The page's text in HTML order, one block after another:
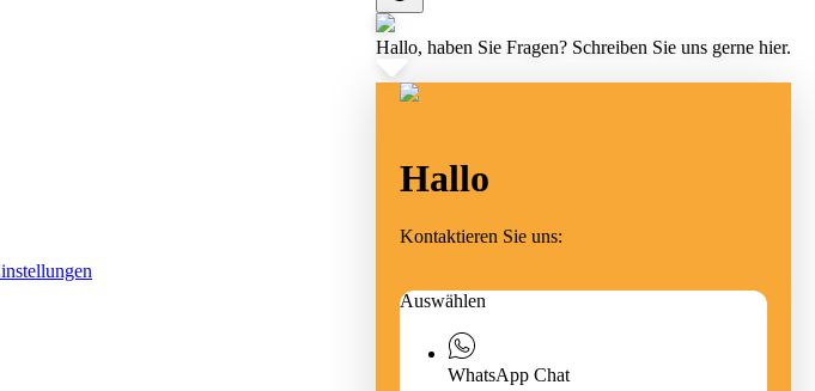
Hallo, haben Sie Fragen? Schreiben Sie uns gerne hier.
Hallo
Kontaktieren Sie uns:
Auswählen
WhatsApp Chat